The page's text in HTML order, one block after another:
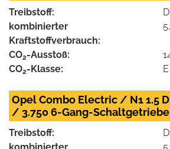
Treibstoff:
kombinierter
Kraftstoffverbrauch:
CO2-Ausstoß:
CO2-Klasse: E
Opel Combo Electric / N1 1.5
/ 3.750 6-Gang-Schaltgetriebe
Treibstoff: